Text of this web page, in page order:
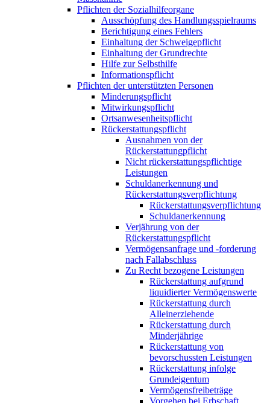
Pflichten der Sozialhilfeorgane
Ausschöpfung des Handlungsspielraums
Berichtigung eines Fehlers
Einhaltung der Schweigepflicht
Einhaltung der Grundrechte
Hilfe zur Selbsthilfe
Informationspflicht
Pflichten der unterstützten Personen
Minderungspflicht
Mitwirkungspflicht
Ortsanwesenheitspflicht
Rückerstattungspflicht
Ausnahmen von der
Rückerstattungpflicht
Nicht rückerstattungspflichtige
Leistungen
Schuldanerkennung und
Rückerstattungsverpflichtung
Rückerstattungsverpflichtung
Schuldanerkennung
Verjährung von der
Rückerstattungspflicht
Vermögensanfrage und -forderung
nach Fallabschluss
Zu Recht bezogene Leistungen
Rückerstattung aufgrund
liquidierter Vermögenswerte
Rückerstattung durch
Alleinerziehende
Rückerstattung durch
Minderjährige
Rückerstattung von
bevorschussten Leistungen
Rückerstattung infolge
Grundeigentum
Vermögensfreibeträge
Vorgehen bei Erbschaft